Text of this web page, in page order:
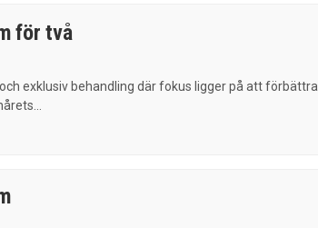
för två
exklusiv behandling där fokus ligger på att förbättra